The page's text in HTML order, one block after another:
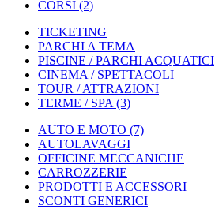
CORSI (2)
TICKETING
PARCHI A TEMA
PISCINE / PARCHI ACQUATICI
CINEMA / SPETTACOLI
TOUR / ATTRAZIONI
TERME / SPA (3)
AUTO E MOTO (7)
AUTOLAVAGGI
OFFICINE MECCANICHE
CARROZZERIE
PRODOTTI E ACCESSORI
SCONTI GENERICI